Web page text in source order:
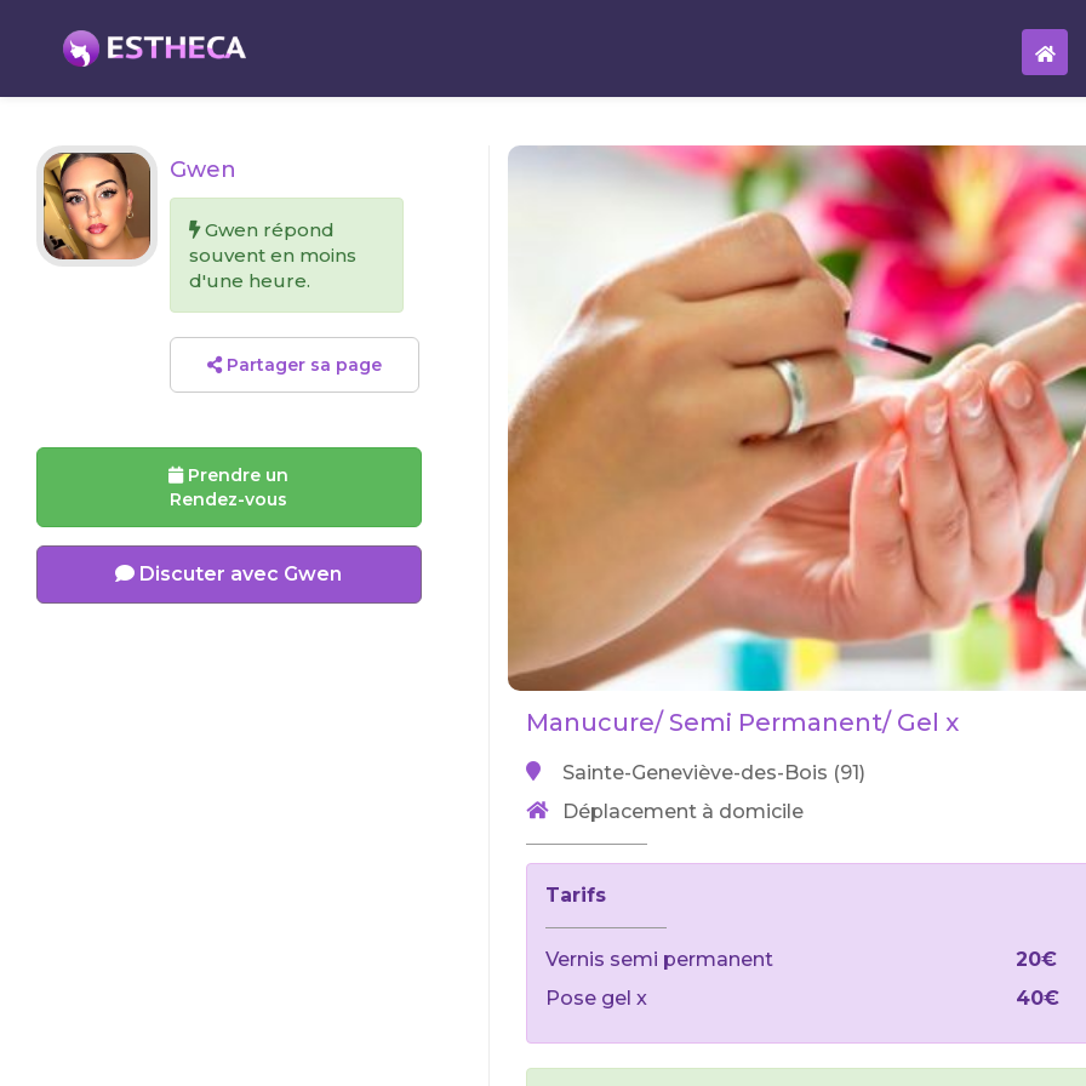
Manucure/ Semi Permanent/ Gel x
Sainte-Geneviève-des-Bois (91)
Déplacement à domicile
Tarifs
Vernis semi permanent
20€
Pose gel x
40€
Gwen
Gwen répond
souvent en moins
d'une heure.
Partager sa page
Prendre un
Rendez-vous
Discuter avec Gwen